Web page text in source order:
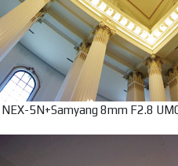
5N+Samyang 8mm F2.8